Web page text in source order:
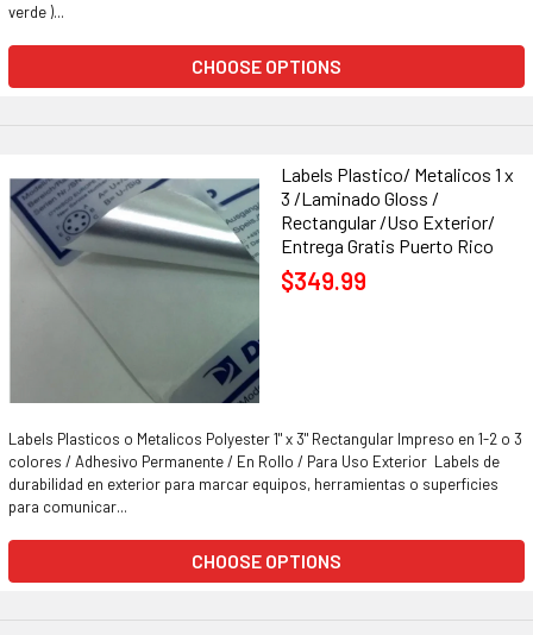
verde )...
CHOOSE OPTIONS
Labels Plastico/ Metalicos 1 x
3 /Laminado Gloss /
Rectangular /Uso Exterior/
Entrega Gratis Puerto Rico
$349.99
Labels Plasticos o Metalicos Polyester 1" x 3" Rectangular Impreso en 1-2 o 3
colores / Adhesivo Permanente / En Rollo / Para Uso Exterior Labels de
durabilidad en exterior para marcar equipos, herramientas o superficies
para comunicar...
CHOOSE OPTIONS